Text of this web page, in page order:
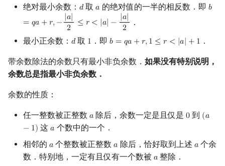
绝对最小余数： 𝑑
d取𝑎
a 的绝对值的一半的相反数．即 𝑏
= 𝑞𝑎 +𝑟,− |𝑎|
2 ≤ 𝑟 < |𝑎| − |𝑎|
2
b
．
最小正余数： 𝑑
d取 1
1 ．即𝑏 = 𝑞𝑎 +𝑟,1 ≤ 𝑟 < |𝑎| + 1
b =q a+ r,1≤r<| a| +1 ．
带余数除法的余数只有最小非负余数． 如果没有特别说明，
余数总是指最小非负余数．
余数的性质：
任一整数被正整数 𝑎
a 除后，余数一定是且仅是0
0 到 (𝑎
− 1)
(a−
这𝑎
a 个数中的一个．
相邻的 𝑎
a 个整数被正整数𝑎
a 除后，恰好取到上述 𝑎
a 个余
数．特别地，一定有且仅有一个数被 𝑎
a 整除．